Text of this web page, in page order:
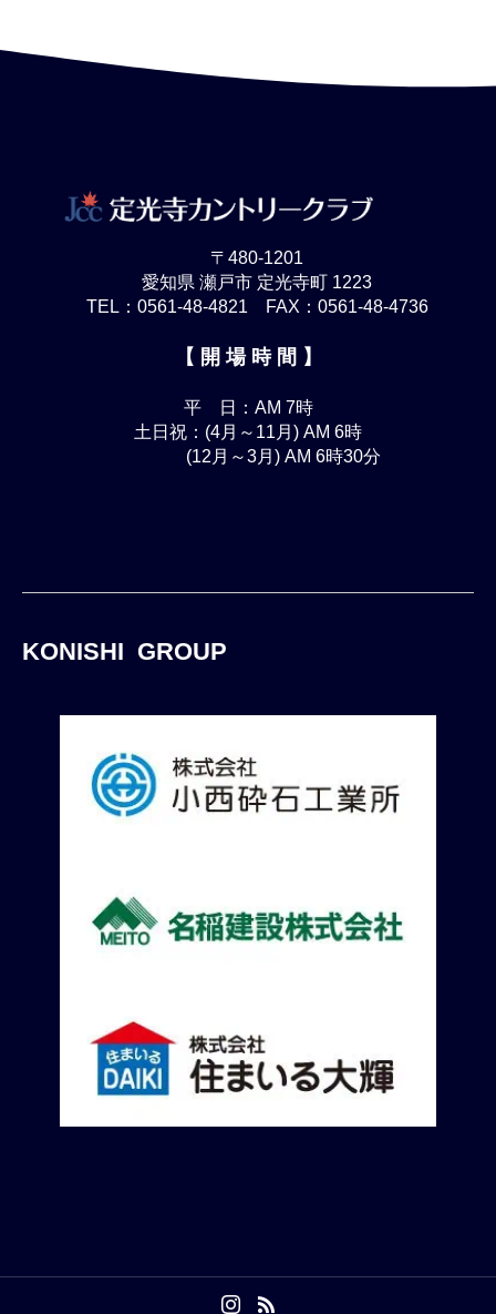
〒480-1201
愛知県 瀬戸市 定光寺町 1223
TEL：0561-48-4821 FAX：0561-48-4736
【 開 場 時 間 】
平 日：AM 7時
土日祝：(4月～11月) AM 6時
(12月～3月) AM 6時30分
KONISHI GROUP